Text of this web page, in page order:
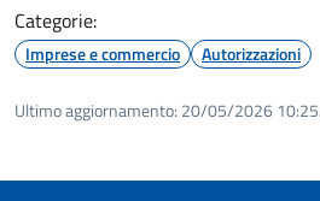
Categorie:
Imprese e commercio Autorizzazioni
Ultimo aggiornamento: 20/05/2026